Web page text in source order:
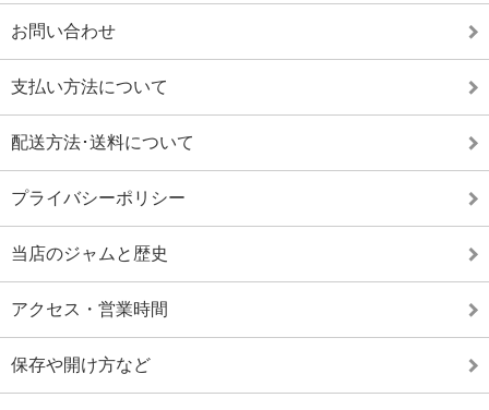
お問い合わせ
支払い方法について
配送方法･送料について
プライバシーポリシー
当店のジャムと歴史
アクセス・営業時間
保存や開け方など